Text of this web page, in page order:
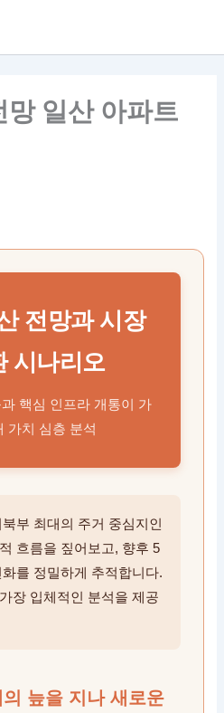
일산 아파트
전망과 시장
시나리오
핵심 인프라 개통이 가
가치 심층 분석
부 최대의 주거 중심지인
흐름을 짚어보고, 향후 5
를 정밀하게 추적합니다.
장 입체적인 분석을 제공
늪을 지나 새로운